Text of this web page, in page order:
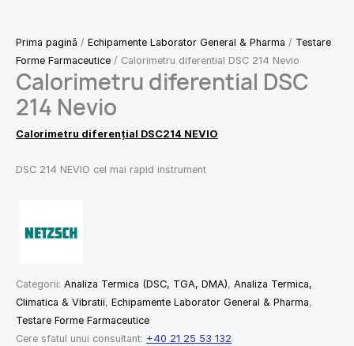
Prima pagină / Echipamente Laborator General & Pharma / Testare
Forme Farmaceutice / Calorimetru diferential DSC 214 Nevio
Calorimetru diferential DSC
214 Nevio
Calorimetru diferențial DSC214 NEVIO
DSC 214 NEVIO cel mai rapid instrument
Categorii: Analiza Termica (DSC, TGA, DMA), Analiza Termica,
Climatica & Vibratii, Echipamente Laborator General & Pharma,
Testare Forme Farmaceutice
Cere sfatul unui consultant: +40 21 25 53 132